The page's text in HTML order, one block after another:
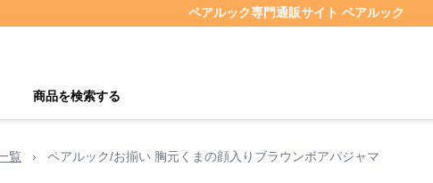
ペアルック専門通販サイト ペアルック
商品を検索する
覧 › ペアルック/お揃い 胸元くまの顔入りブラウンボアパジャマ